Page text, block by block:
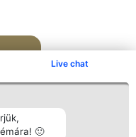
Live chat
🙂